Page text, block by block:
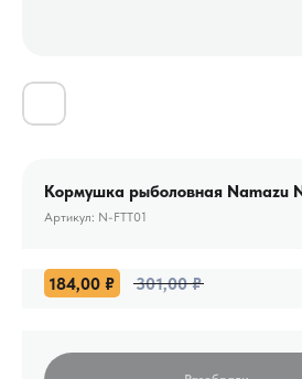
Кормушка рыболовная Namazu
Артикул: N-FTT01
184,00 ₽ 301,00 ₽